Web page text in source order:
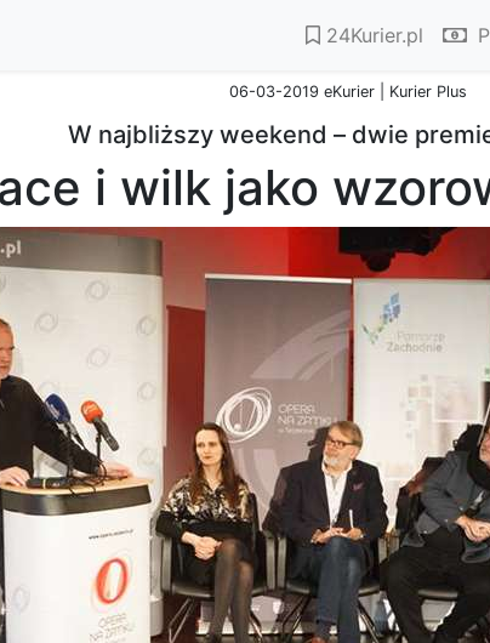
24Kurier.pl
06-03-2019 eKurier | Kurier Plus
W najbliższy weekend – dwie
i wilk jako